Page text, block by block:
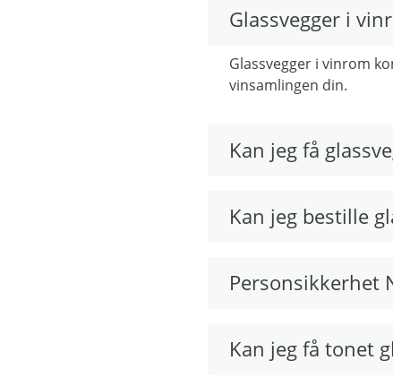
Glassvegger i
Glassvegger i vinrom
vinsamlingen din.
Kan jeg få
Kan jeg bestille
Personsikkerhet
Kan jeg få tonet